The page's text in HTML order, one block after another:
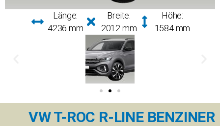
Länge:
4236 mm
Breite:
2012 mm
Höhe:
1584 mm
VW T-ROC R-LINE BENZINER